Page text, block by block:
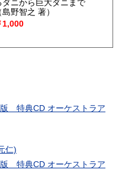
ダニから巨大ダニまで
島野智之 著）
1,000
特典CD オーケストラア
仁)
特典CD オーケストラア